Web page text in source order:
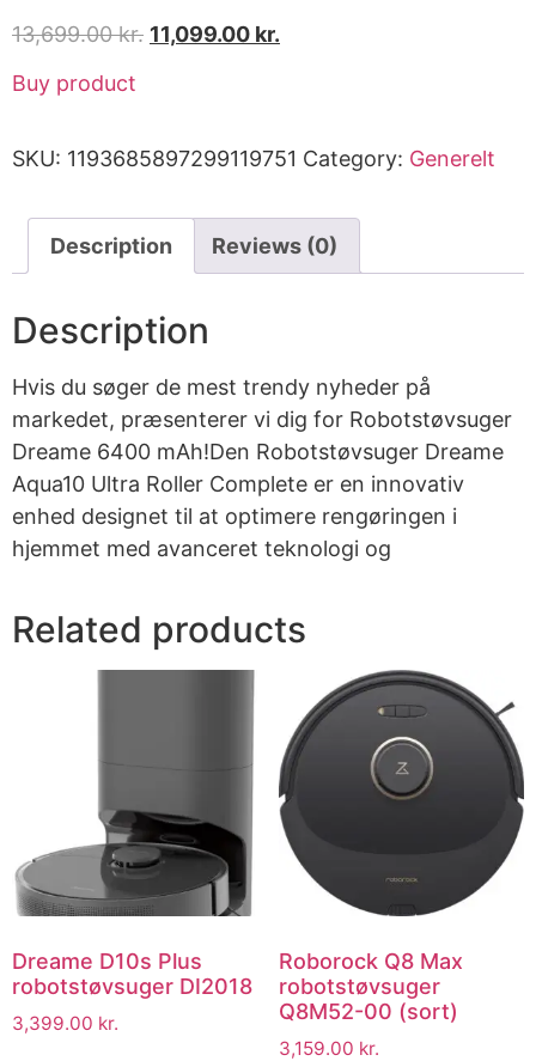
13,699.00kr. 11,099.00 kr.
Buy product
SKU: 1193685897299119751 Category: Generelt
Description Reviews (0)
Description
Hvis du søger de mest trendy nyheder på
markedet, præsenterer vi dig for Robotstøvsuger
Dreame 6400 mAh!Den Robotstøvsuger Dreame
Aqua10 Ultra Roller Complete er en innovativ
enhed designet til at optimere rengøringen i
hjemmet med avanceret teknologi og
Related products
Dreame D10s Plus
robotstøvsuger DI2018
3,399.00 kr.
Roborock Q8 Max
robotstøvsuger
Q8M52-00 (sort)
3,159.00 kr.